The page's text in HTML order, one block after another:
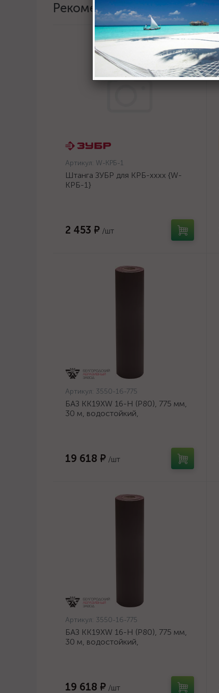
Рекомендации
Артикул: W-КРБ-1
Штанга ЗУБР для КРБ-хххх {W-
КРБ-1}
2 453 ₽ /шт
Артикул: 3550-16-775
БАЗ KK19XW 16-H (Р80), 775 мм,
30 м, водостойкий,
19 618 ₽ /шт
Артикул: 3550-16-775
БАЗ KK19XW 16-H (Р80), 775 мм,
30 м, водостойкий,
19 618 ₽ /шт